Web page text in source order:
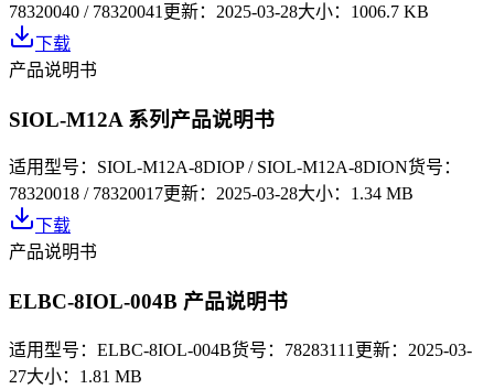
78320040 / 78320041 更新： 2025-03-28大小： 1006.7 KB
下载
产品说明书
SIOL-M12A 系列产品说明书
适用型号： SIOL-M12A-8DIOP / SIOL-M12A-8DION货号：
78320018 / 78320017更新： 2025-03-28大小： 1.34 MB
下载
产品说明书
ELBC-8IOL-004B 产品说明书
适用型号： ELBC-8IOL-004B货号： 78283111 更新： 2025-03-
27大小： 1.81 MB